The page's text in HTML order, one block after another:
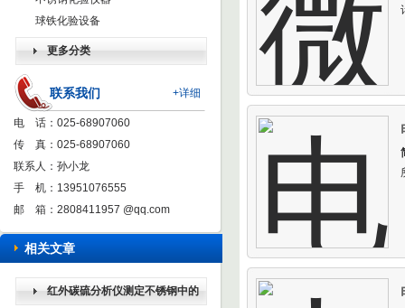
球铁化验设备
更多分类
+详细
联系我们
电 话：025-68907060
传 真：025-68907060
联系人：孙小龙
手 机：13951076555
邮 箱： 2808411957 @qq.com
相关文章
红外碳硫分析仪测定不锈钢中的